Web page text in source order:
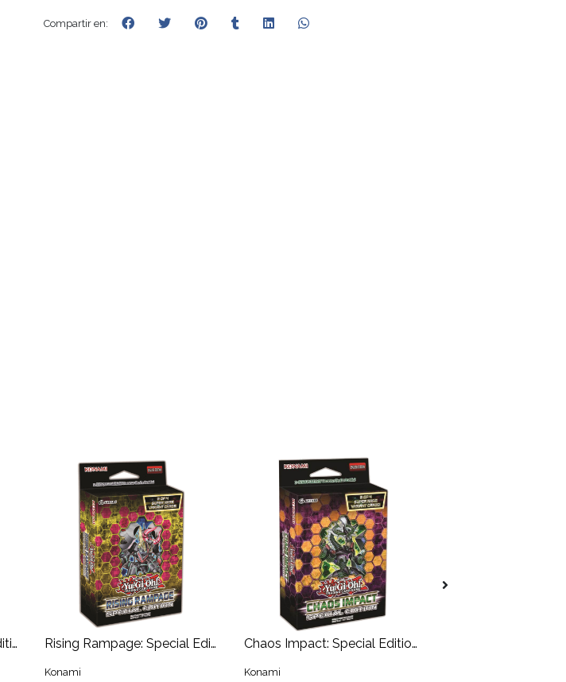
Compartir en:
Dark Neostorm: Special Edition Rising Rampage: Special Edition
Konami
Chaos Impact: Special Edition
Konami